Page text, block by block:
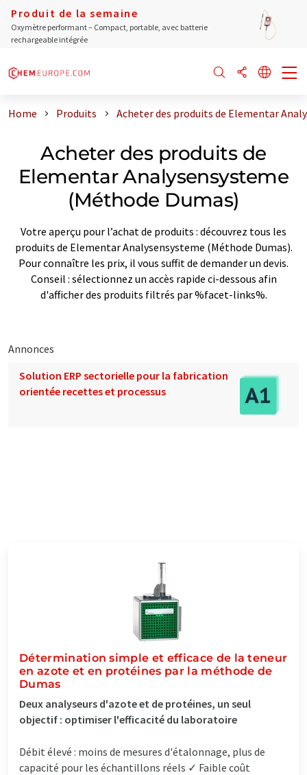
Produit de la semaine
Oxymètre performant – Compact, portable, avec batterie
rechargeable intégrée
Home Produits Acheter des produits de Elementar
Acheter des produits de
Elementar Analysensysteme
(Méthode Dumas)
Votre aperçu pour l’achat de produits : découvrez tous les
produits de Elementar Analysensysteme (Méthode Dumas).
Pour connaître les prix, il vous suffit de demander un devis.
Conseil : sélectionnez un accès rapide ci-dessous afin
d'afficher des produits filtrés par %facet-links%.
Annonces
Solution ERP sectorielle pour la fabrication
orientée recettes et processus
Détermination simple et efficace de la teneur
en azote et en protéines par la méthode de
Dumas
Deux analyseurs d'azote et de protéines, un seul
objectif : optimiser l'efficacité du laboratoire
Débit élevé : moins de mesures d'étalonnage, plus de
capacité pour les échantillons réels ✓ Faible coût